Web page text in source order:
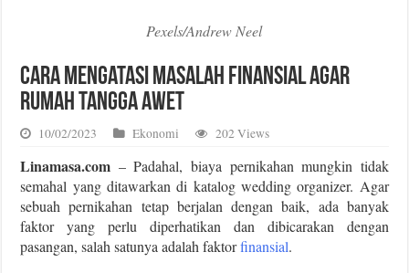
Pexels/Andrew Neel
Cara Mengatasi Masalah Finansial Agar
Rumah Tangga Awet
10/02/2023 Ekonomi 202 Views
Linamasa.com – Padahal, biaya pernikahan mungkin tidak
semahal yang ditawarkan di katalog wedding organizer. Agar
sebuah pernikahan tetap berjalan dengan baik, ada banyak
faktor yang perlu diperhatikan dan dibicarakan dengan
pasangan, salah satunya adalah faktorfinansial.